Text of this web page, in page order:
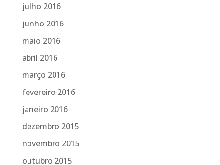
julho 2016
junho 2016
maio 2016
abril 2016
março 2016
fevereiro 2016
janeiro 2016
dezembro 2015
novembro 2015
outubro 2015